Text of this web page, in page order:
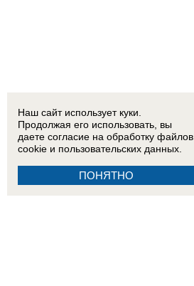
Наш сайт использует куки.
Продолжая его использовать, вы
даете согласие на обработку файлов
cookie и пользовательских данных.
ПОНЯТНО